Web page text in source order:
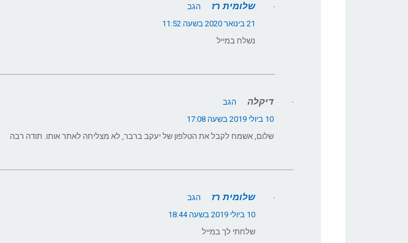
שלומית רז
הגב
21 בינואר 2020 בשעה 11:52
נשלח במייל
דיקלה
הגב
10 ביולי 2019 בשעה 17:08
שלום, אשמח לקבל את הטלפון של יעקב ברבר, לא מצליחה לאתר אותו. תודה רבה
שלומית רז
הגב
10 ביולי 2019 בשעה 18:44
שלחתי לך במייל